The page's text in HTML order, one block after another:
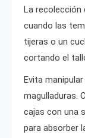
La recolección
cuando las
tijeras o un
cortando el
Evita
magulladuras.
cajas con una
para absorber